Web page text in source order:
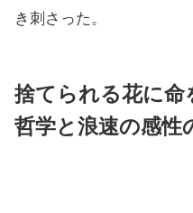
き刺さった。
捨てられる花に命
哲学と浪速の感性